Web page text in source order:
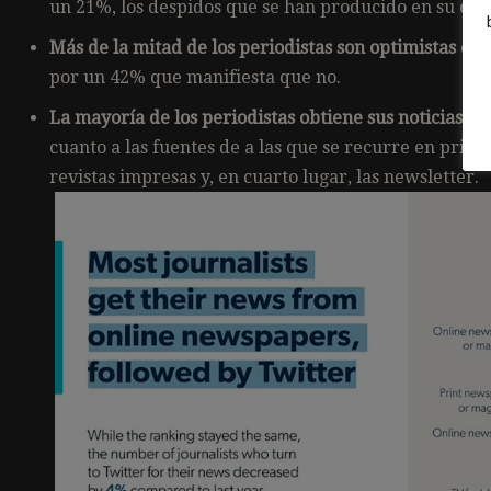
un 21%, los despidos que se han producido en su
Más de la mitad de los periodistas son optimistas
por un 42% que manifiesta que no.
La mayoría de los periodistas obtiene sus noticias
cuanto a las fuentes de a las que se recurre en
revistas impresas y, en cuarto lugar, las newsletter.